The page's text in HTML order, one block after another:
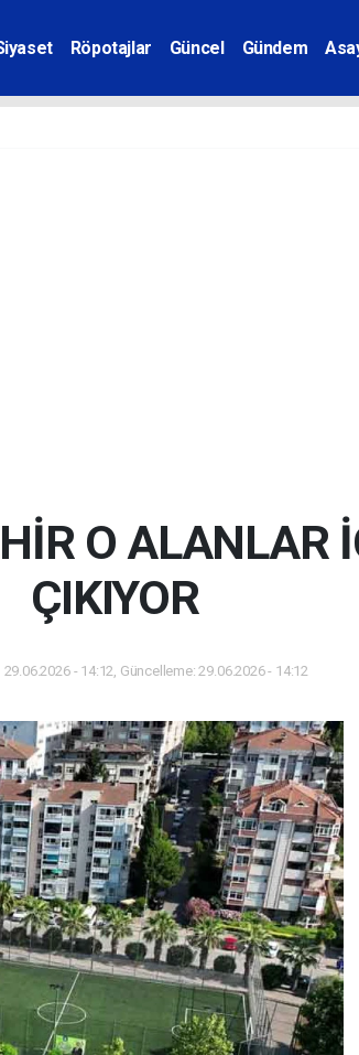
Röpotajlar Güncel Gündem
O ALANLAR
ÇIKIYOR
29.06.2026 - 14:12, Güncelleme: 29.06.2026 - 14:12